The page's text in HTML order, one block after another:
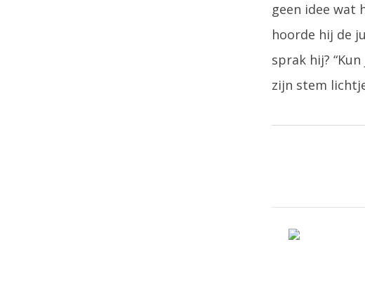
geen idee wat
hoorde hij de
sprak hij?
zijn stem